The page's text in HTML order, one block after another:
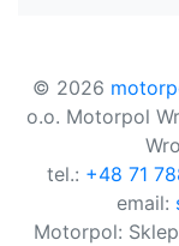
© 2026
o.o. Motorpol
tel.: +48 71
email:
Motorpol: